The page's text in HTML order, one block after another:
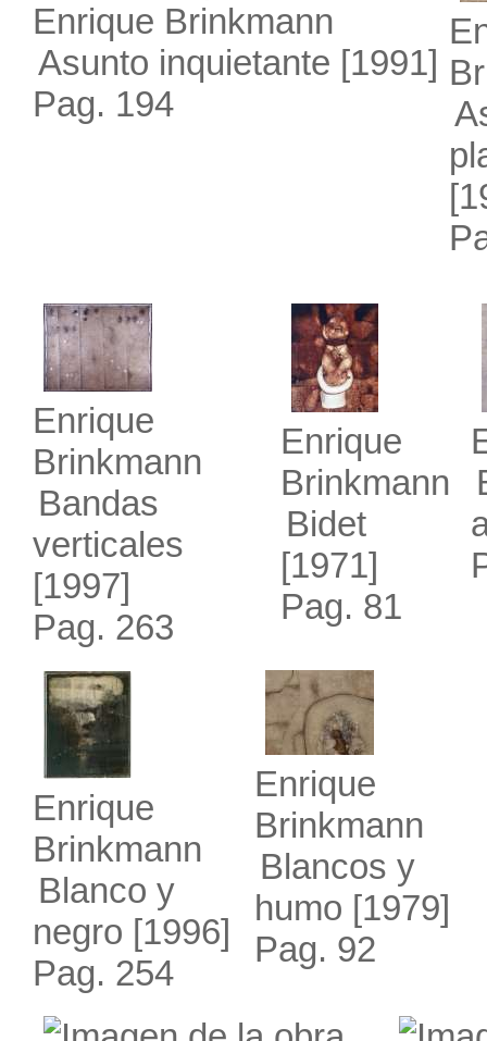
Enrique Brinkmann
Asunto inquietante [1991]
Pag. 194
Enrique
Brinkmann
Bandas
verticales
[1997]
Pag. 263
Enrique
Brinkmann
Bidet
[1971]
Pag. 81
Enrique
Brinkmann
Blanco y
negro [1996]
Pag. 254
Enrique
Brinkmann
Blancos y
humo [1979]
Pag. 92